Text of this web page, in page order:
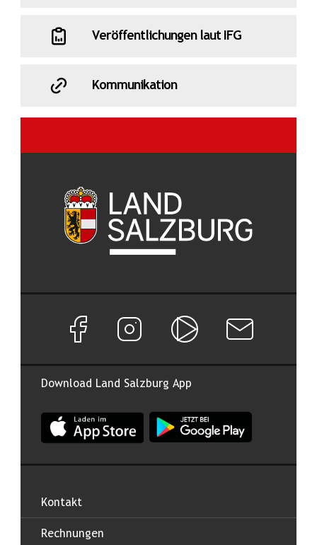
Veröffentlichungen laut IFG
Kommunikation
Download Land Salzburg App
App Land Salzburg im Apple App Store
App Land Salzburg im
Facebook Seite von Land Salzburg
Instagram Seite von Land Salzburg
Salzburg ONNewsletter
Kontakt
Rechnungen